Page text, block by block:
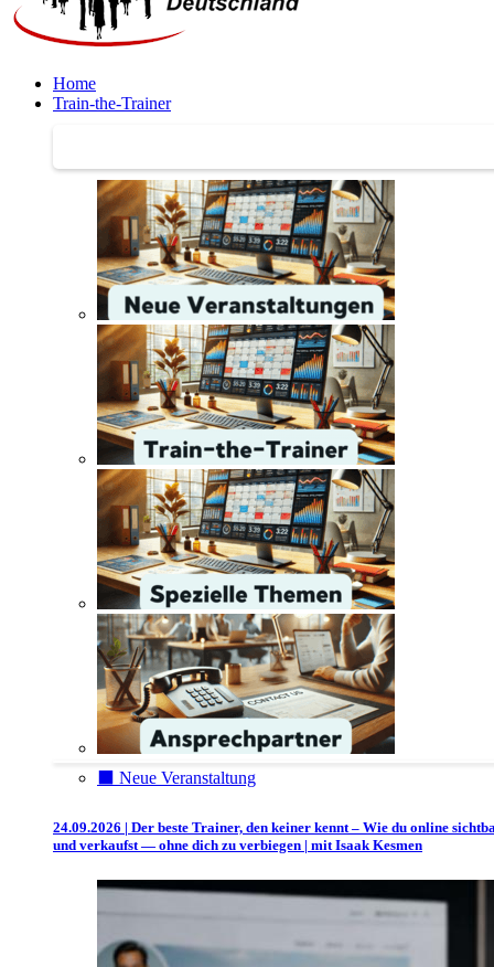
Home
Train-the-Trainer
⬛️ Neue Veranstaltung
24.09.2026 | Der beste Trainer, den keiner kennt – Wie du online
und verkaufst — ohne dich zu verbiegen | mit Isaak Kesmen